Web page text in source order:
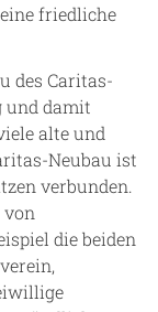
friedliche
des Caritas-
und damit
alte und
Neubau ist
verbunden.
die beiden